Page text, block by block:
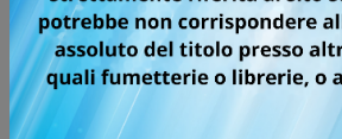
Tutti i fumetti